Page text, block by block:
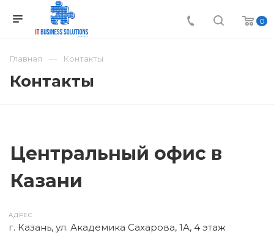
0
Главная Контакты
Контакты
Центральный офис в
Казани
АДРЕС
г. Казань, ул. Академика Сахарова, 1А, 4 этаж